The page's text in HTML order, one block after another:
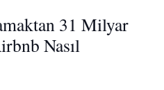
31 Milyar
Nasıl